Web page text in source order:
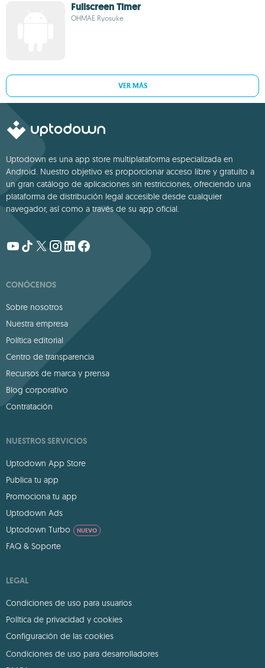
Fullscreen Timer
OHMAE Ryosuke
VER MÁS
Uptodown es una app store multiplataforma especializada en
Android. Nuestro objetivo es proporcionar acceso libre y gratuito a
un gran catálogo de aplicaciones sin restricciones, ofreciendo una
plataforma de distribución legal accesible desde cualquier
navegador, así como a través de su app oficial.
CONÓCENOS
Sobre nosotros
Nuestra empresa
Política editorial
Centro de transparencia
Recursos de marca y prensa
Blog corporativo
Contratación
NUESTROS SERVICIOS
Uptodown App Store
Publica tu app
Promociona tu app
Uptodown Ads
Uptodown Turbo
NUEVO
FAQ & Soporte
LEGAL
Condiciones de uso para usuarios
Política de privacidad y cookies
Configuración de las cookies
Condiciones de uso para desarrolladores